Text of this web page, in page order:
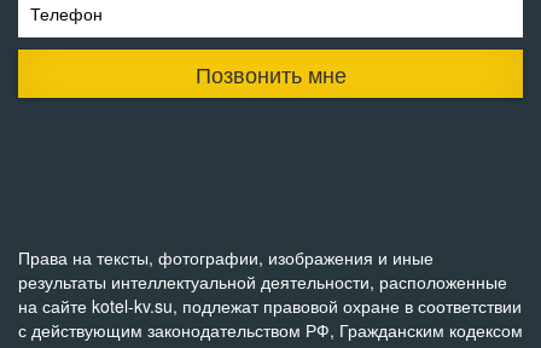
Телефон
Позвонить мне
Права на тексты, фотографии, изображения и иные
результаты интеллектуальной деятельности, расположенные
на сайте kotel-kv.su, подлежат правовой охране в соответствии
с действующим законодательством РФ, Гражданским кодексом